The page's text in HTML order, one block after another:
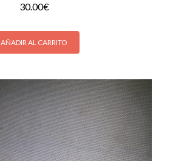
30.00€
AÑADIR AL CARRITO